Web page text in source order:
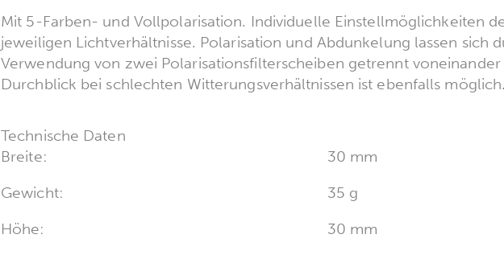
Mit 5-Farben- und Vollpolarisation. Individuelle Einstellmöglichkeiten
jeweiligen Lichtverhältnisse. Polarisation und Abdunkelung lassen sich
Verwendung von zwei Polarisationsfilterscheiben getrennt
Durchblick bei schlechten Witterungsverhältnissen ist ebenfalls möglich.
Technische Daten
Breite:
30 mm
Gewicht:
35 g
Höhe:
30 mm